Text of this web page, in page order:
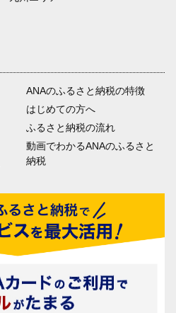
ANAのふるさと納税の特徴
はじめての方へ
ふるさと納税の流れ
動画でわかるANAのふるさと
納税